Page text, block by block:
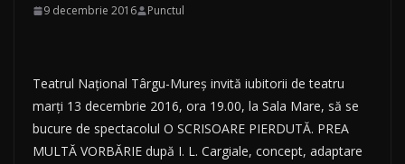
9 decembrie 2016 Punctul
Teatrul Național Târgu-Mureș invită iubitorii de teatru
marți 13 decembrie 2016, ora 19.00, la Sala Mare, să se
bucure de spectacolul O SCRISOARE PIERDUTĂ. PREA
MULTĂ VORBĂRIE după I. L. Cargiale, concept, adaptare